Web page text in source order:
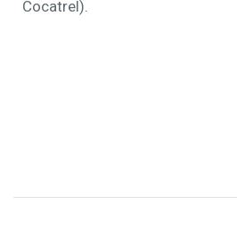
Cocatrel).